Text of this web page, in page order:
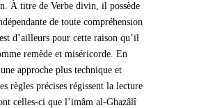
À titre de Verbe divin, il possède
de toute compréhension
d’ailleurs pour cette raison qu’il
remède et miséricorde. En
approche plus technique et
règles précises régissent la lecture
celles-ci que l’imâm al-Ghazâlî